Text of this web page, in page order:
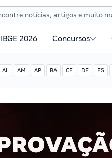
2026 Concursos
AL AM AP BA CE DF ES